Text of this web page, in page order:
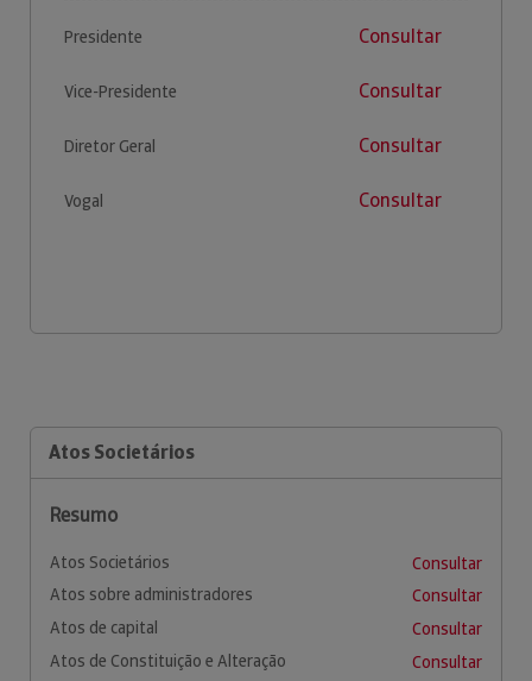
Presidente Consultar
Vice-Presidente Consultar
Diretor Geral Consultar
Vogal Consultar
Atos Societários
Resumo
Atos Societários
Consultar
Atos sobre administradores
Consultar
Atos de capital
Consultar
Atos de Constituição e Alteração
Consultar